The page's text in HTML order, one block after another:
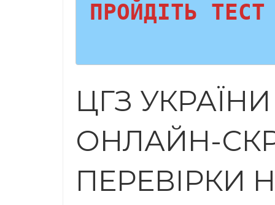
ПРОЙДІТЬ
ЦГЗ
ОНЛАЙН-
ПЕРЕВІРКИ